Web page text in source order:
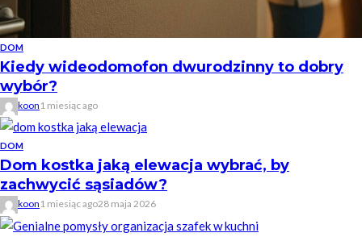
DOM
Kiedy wideodomofon dwurodzinny to dobry
wybór?
koon 1 miesiąc ago
DOM
Dom kostka jaką elewacja wybrać, by
zachwycić sąsiadów?
koon 1 miesiąc ago28 maja 2026